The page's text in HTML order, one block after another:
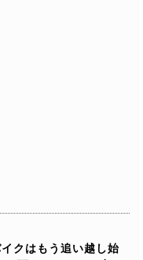
クはもう追い越し始